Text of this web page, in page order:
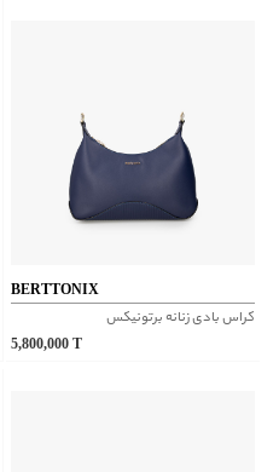
BERTTONIX
کراس بادی زنانه برتونیکس
5,800,000